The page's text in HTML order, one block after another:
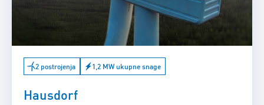
2 postrojenja 1,2 MW ukupne snage
Hausdorf